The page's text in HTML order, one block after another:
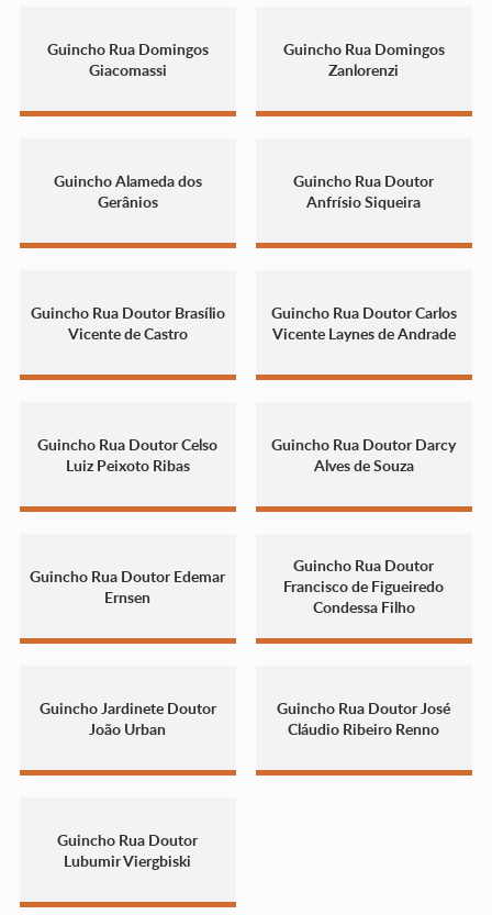
Guincho Rua Domingos
Giacomassi
Guincho Rua Domingos
Zanlorenzi
Guincho Alameda dos
Gerânios
Guincho Rua Doutor
Anfrísio Siqueira
Guincho Rua Doutor Brasílio
Vicente de Castro
Guincho Rua Doutor Carlos
Vicente Laynes de Andrade
Guincho Rua Doutor Celso
Luiz Peixoto Ribas
Guincho Rua Doutor Darcy
Alves de Souza
Guincho Rua Doutor Edemar
Ernsen
Guincho Rua Doutor
Francisco de Figueiredo
Condessa Filho
Guincho Jardinete Doutor
João Urban
Guincho Rua Doutor José
Cláudio Ribeiro Renno
Guincho Rua Doutor
Lubumir Viergbiski